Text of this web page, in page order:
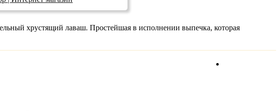
хрустящий лаваш. Простейшая в исполнении выпечка, которая